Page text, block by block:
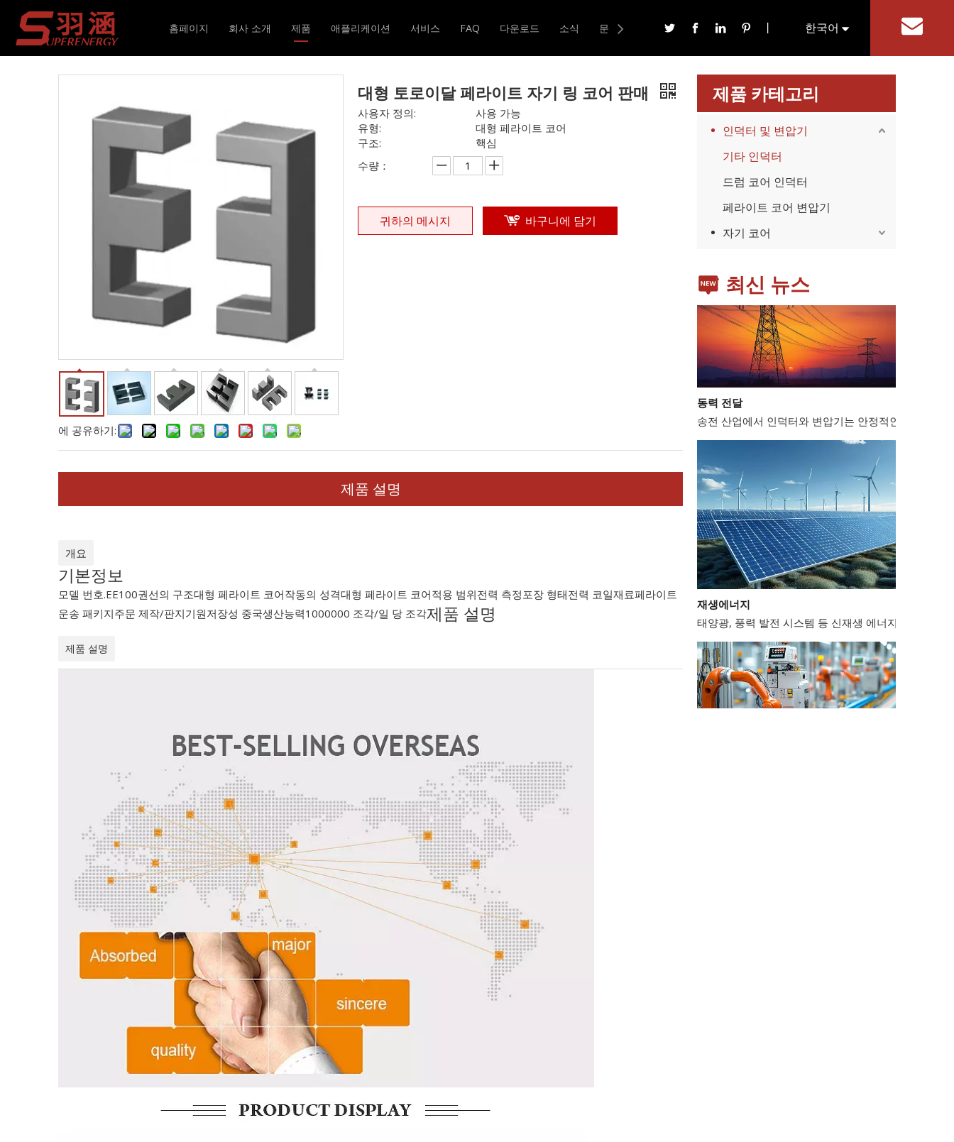
홈페이지 회사 소개 제품
인덕터 및 변압기
애플리케이션 서비스 FAQ 다운로드 소식 문의하기 丨 한국어
English
현재 위치: 홈페이지
에 공유하기:
대형 토로이달 페라이트 자기 링 코어 판매
사용자 정의:
사용 가능
유형:
대형 페라이트 코어
구조:
핵심
수량：
귀하의 메시지 바구니에 담기
제품 설명
개요
기본정보
모델 번호.EE100권선의 구조대형 페라이트 코어작동의 성격대형 페라이트 코어적용 범위전력 측정포장 형태전력 코일재료페라이트
운송 패키지주문 제작/판지기원저장성 중국생산능력1000000 조각/일 당 조각제품 설명
제품 설명
제품 카테고리
인덕터 및 변압기
기타 인덕터
드럼 코어 인덕터
페라이트 코어 변압기
자기 코어
최신 뉴스
가전제품
스마트폰, 태블릿, 웨어러블 기기 등 가전제품이 확
동력 전달
송전 산업에서 인덕터와 변압기는 안정적인 전력망
재생에너지
태양광, 풍력 발전 시스템 등 신재생 에너지 분야에서